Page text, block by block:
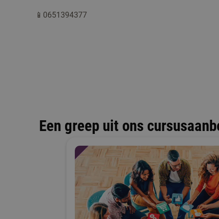
📱0651394377
Een greep uit ons